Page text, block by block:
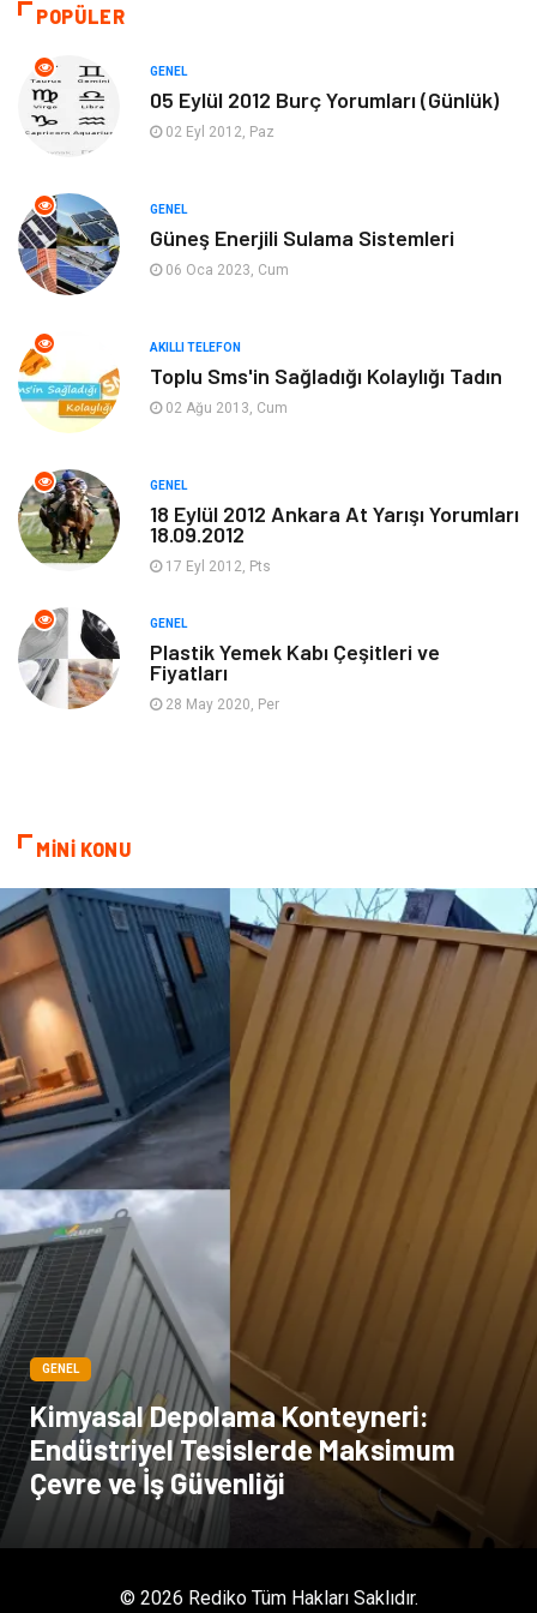
Soru-Cevap
Ekonomi
Tanıtıcı Reklam Alışveriş
Dekorasyon Tatil
Makine
Güzellik & Bakım
Organizasyon
Hizmet
Aksesuar
POPÜLER
GENEL
05 Eylül 2012 Burç Yorumları (Günlük)
02 Eyl 2012, Paz
GENEL
Güneş Enerjili Sulama Sistemleri
06 Oca 2023, Cum
AKILLI TELEFON
Toplu Sms'in Sağladığı Kolaylığı Tadın
02 Ağu 2013, Cum
GENEL
18 Eylül 2012 Ankara At Yarışı Yorumları
18.09.2012
17 Eyl 2012, Pts
GENEL
Plastik Yemek Kabı Çeşitleri ve
Fiyatları
28 May 2020, Per
MİNİ KONU
GENEL
Kimyasal Depolama Konteyneri:
Endüstriyel Tesislerde Maksimum
Çevre ve İş Güvenliği
© 2026 Rediko Tüm Hakları Saklıdır.